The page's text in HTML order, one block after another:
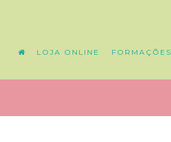
LOJA ONLINE FORMAÇÕES